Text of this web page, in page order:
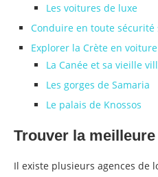
Les voitures de luxe
Conduire en toute
Explorer la Crète en
La Canée et sa vieille
Les gorges de Samaria
Le palais de Knossos
Trouver la
Il existe plusieurs agences de